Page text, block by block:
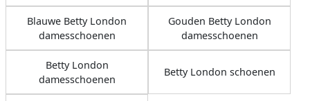
Blauwe Betty London
damesschoenen
Gouden Betty London
damesschoenen
Betty London
damesschoenen
Betty London schoenen